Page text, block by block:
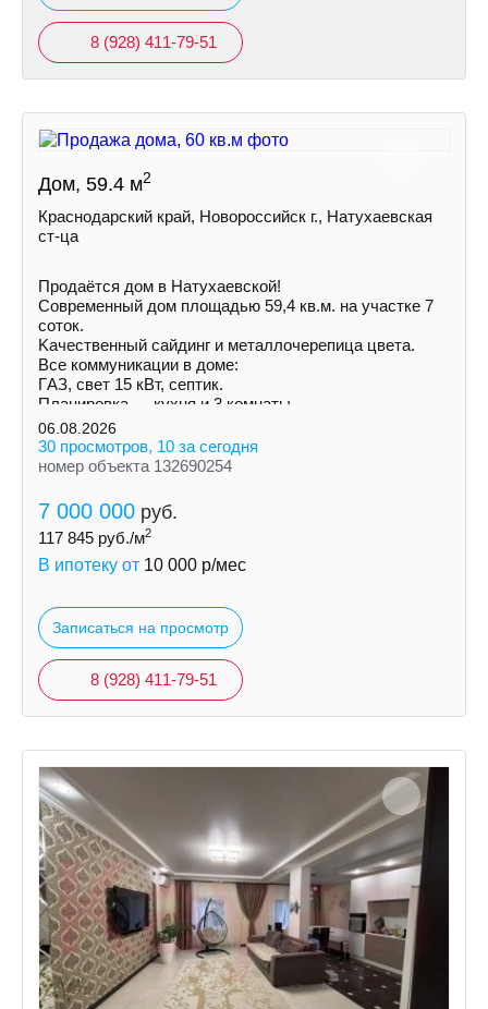
8 (928) 411-79-51
Дом, 59.4 м2
Краснодарский край, Новороссийск г., Натухаевская
ст-ца
Продаётся дом в Натухаевской!
Современный дом площадью 59,4 кв.м. на учaстке 7
соток.
Kачecтвенный сайдинг и металлочepeпица цветa.
Все коммуникации в доме:
ГAЗ, свет 15 кВт, септик.
Планировка — кухня и 3 комнаты.
Установлены радиаторы.
06.08.2026
30 просмотров, 10 за сегодня
номер объекта 132690254
7 000 000 руб.
117 845 руб./м2
В ипотеку от 10 000 р/мес
Записаться на просмотр
8 (928) 411-79-51